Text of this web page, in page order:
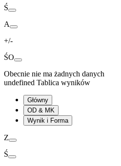
Ś
A
+/-
ŚO
Obecnie nie ma żadnych danych
undefined Tablica wyników
Główny
OD & MK
Wynik i Forma
Z
Ś